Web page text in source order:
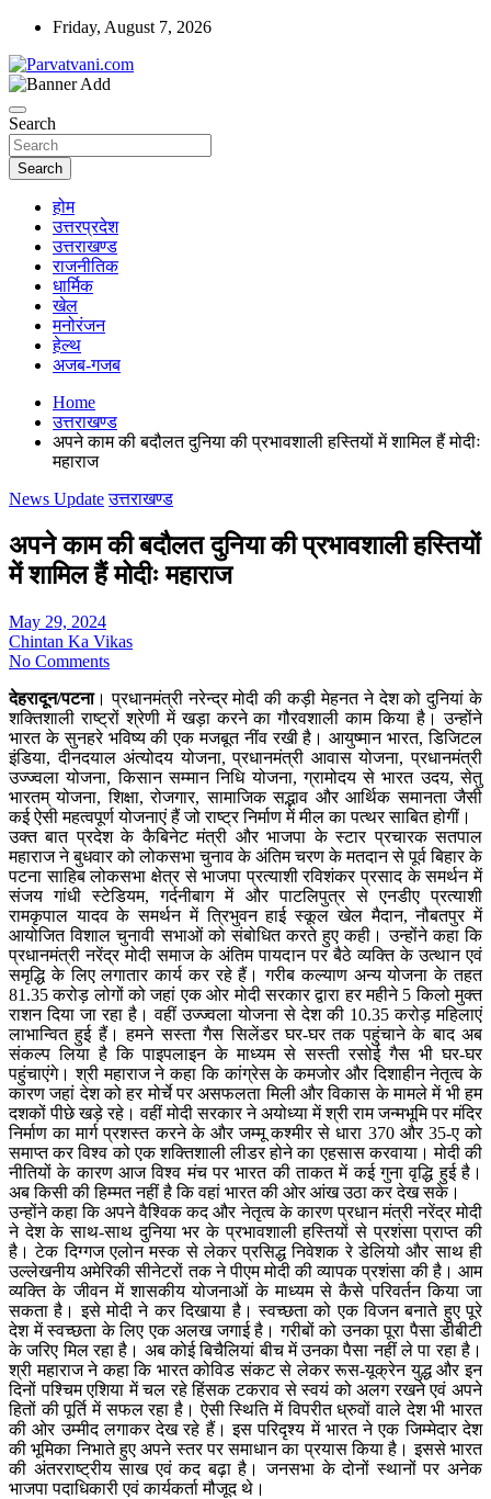
Skip
content
Friday, August 7, 2026
Parvatvani.com
Search
Search
होम
उत्तरप्रदेश
उत्तराखण्ड
राजनीतिक
धार्मिक
खेल
मनोरंजन
हेल्थ
अजब-गजब
Home
उत्तराखण्ड
अपने काम की बदौलत दुनिया की प्रभावशाली हस्तियों में शामिल हैं मोदीः
महाराज
News Update उत्तराखण्ड
अपने काम की बदौलत दुनिया की प्रभावशाली हस्तियों
में शामिल हैं मोदीः महाराज
May 29, 2024
Chintan Ka Vikas
No Comments
देहरादून/पटना। प्रधानमंत्री नरेन्द्र मोदी की कड़ी मेहनत ने देश को दुनियां के
शक्तिशाली राष्ट्रों श्रेणी में खड़ा करने का गौरवशाली काम किया है। उन्होंने
भारत के सुनहरे भविष्य की एक मजबूत नींव रखी है। आयुष्मान भारत, डिजिटल
इंडिया, दीनदयाल अंत्योदय योजना, प्रधानमंत्री आवास योजना, प्रधानमंत्री
उज्ज्वला योजना, किसान सम्मान निधि योजना, ग्रामोदय से भारत उदय, सेतु
भारतम् योजना, शिक्षा, रोजगार, सामाजिक सद्भाव और आर्थिक समानता जैसी
कई ऐसी महत्वपूर्ण योजनाएं हैं जो राष्ट्र निर्माण में मील का पत्थर साबित होगीं।
उक्त बात प्रदेश के कैबिनेट मंत्री और भाजपा के स्टार प्रचारक सतपाल
महाराज ने बुधवार को लोकसभा चुनाव के अंतिम चरण के मतदान से पूर्व बिहार के
पटना साहिब लोकसभा क्षेत्र से भाजपा प्रत्याशी रविशंकर प्रसाद के समर्थन में
संजय गांधी स्टेडियम, गर्दनीबाग में और पाटलिपुत्र से एनडीए प्रत्याशी
रामकृपाल यादव के समर्थन में त्रिभुवन हाई स्कूल खेल मैदान, नौबतपुर में
आयोजित विशाल चुनावी सभाओं को संबोधित करते हुए कही। उन्होंने कहा कि
प्रधानमंत्री नरेंद्र मोदी समाज के अंतिम पायदान पर बैठे व्यक्ति के उत्थान एवं
समृद्धि के लिए लगातार कार्य कर रहे हैं। गरीब कल्याण अन्य योजना के तहत
81.35 करोड़ लोगों को जहां एक ओर मोदी सरकार द्वारा हर महीने 5 किलो मुक्त
राशन दिया जा रहा है। वहीं उज्ज्वला योजना से देश की 10.35 करोड़ महिलाएं
लाभान्वित हुई हैं। हमने सस्ता गैस सिलेंडर घर-घर तक पहुंचाने के बाद अब
संकल्प लिया है कि पाइपलाइन के माध्यम से सस्ती रसोई गैस भी घर-घर
पहुंचाएंगे। श्री महाराज ने कहा कि कांग्रेस के कमजोर और दिशाहीन नेतृत्व के
कारण जहां देश को हर मोर्चे पर असफलता मिली और विकास के मामले में भी हम
दशकों पीछे खड़े रहे। वहीं मोदी सरकार ने अयोध्या में श्री राम जन्मभूमि पर मंदिर
निर्माण का मार्ग प्रशस्त करने के और जम्मू कश्मीर से धारा 370 और 35-ए को
समाप्त कर विश्व को एक शक्तिशाली लीडर होने का एहसास करवाया। मोदी की
नीतियों के कारण आज विश्व मंच पर भारत की ताकत में कई गुना वृद्धि हुई है।
अब किसी की हिम्मत नहीं है कि वहां भारत की ओर आंख उठा कर देख सके।
उन्होंने कहा कि अपने वैश्विक कद और नेतृत्व के कारण प्रधान मंत्री नरेंद्र मोदी
ने देश के साथ-साथ दुनिया भर के प्रभावशाली हस्तियों से प्रशंसा प्राप्त की
है। टेक दिग्गज एलोन मस्क से लेकर प्रसिद्ध निवेशक रे डेलियो और साथ ही
उल्लेखनीय अमेरिकी सीनेटरों तक ने पीएम मोदी की व्यापक प्रशंसा की है। आम
व्यक्ति के जीवन में शासकीय योजनाओं के माध्यम से कैसे परिवर्तन किया जा
सकता है। इसे मोदी ने कर दिखाया है। स्वच्छता को एक विजन बनाते हुए पूरे
देश में स्वच्छता के लिए एक अलख जगाई है। गरीबों को उनका पूरा पैसा डीबीटी
के जरिए मिल रहा है। अब कोई बिचैलियां बीच में उनका पैसा नहीं ले पा रहा है।
श्री महाराज ने कहा कि भारत कोविड संकट से लेकर रूस-यूक्रेन युद्ध और इन
दिनों पश्चिम एशिया में चल रहे हिंसक टकराव से स्वयं को अलग रखने एवं अपने
हितों की पूर्ति में सफल रहा है। ऐसी स्थिति में विपरीत ध्रुवों वाले देश भी भारत
की ओर उम्मीद लगाकर देख रहे हैं। इस परिदृश्य में भारत ने एक जिम्मेदार देश
की भूमिका निभाते हुए अपने स्तर पर समाधान का प्रयास किया है। इससे भारत
की अंतरराष्ट्रीय साख एवं कद बढ़ा है। जनसभा के दोनों स्थानों पर अनेक
भाजपा पदाधिकारी एवं कार्यकर्ता मौजूद थे।